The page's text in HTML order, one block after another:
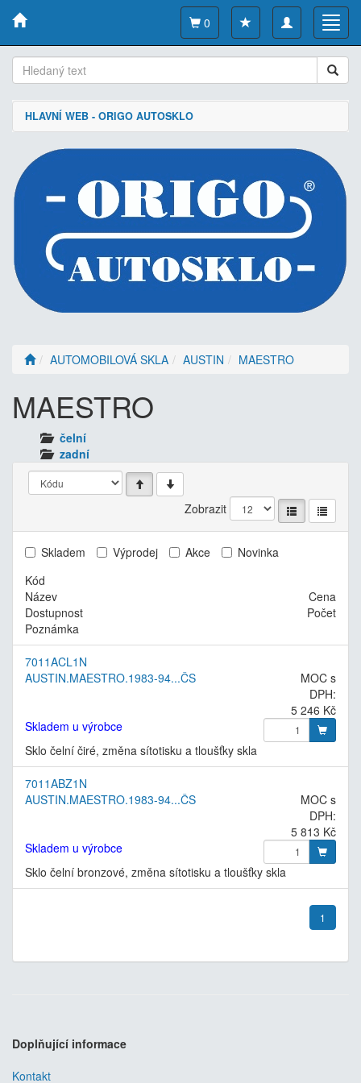
Toggle
navigation
0
HLAVNÍ WEB - ORIGO AUTOSKLO
AUTOMOBILOVÁ SKLA AUSTIN MAESTRO
MAESTRO
čelní
zadní
Zobrazit
Skladem Výprodej Akce
Novinka
Kód
Název
Cena
Dostupnost
Počet
Poznámka
7011ACL1N
AUSTIN.MAESTRO.1983-94...ČS
MOC s
DPH:
5 246 Kč
Skladem u výrobce
Sklo čelní čiré, změna sítotisku a tloušťky skla
7011ABZ1N
AUSTIN.MAESTRO.1983-94...ČS
MOC s
DPH:
5 813 Kč
Skladem u výrobce
Sklo čelní bronzové, změna sítotisku a tloušťky skla
1
Doplňující informace
Kontakt